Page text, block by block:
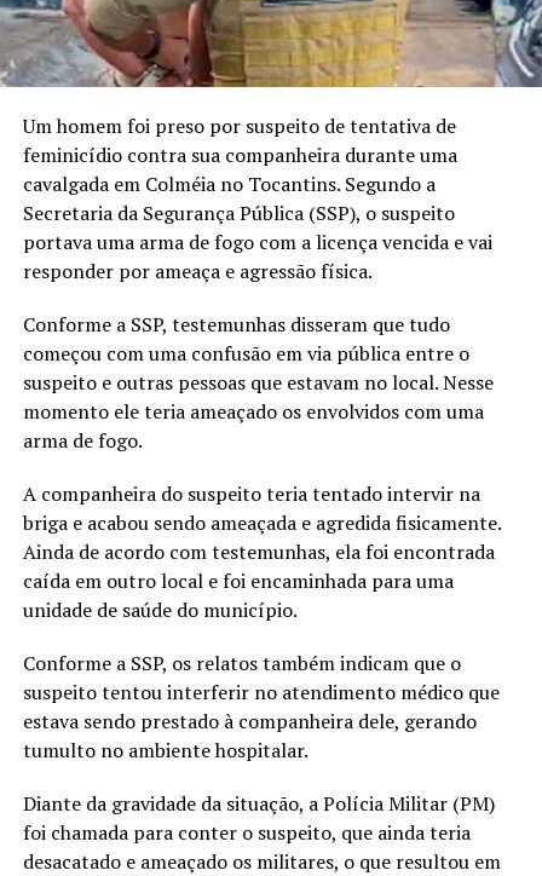
Um homem foi preso por suspeito de tentativa de
feminicídio contra sua companheira durante uma
cavalgada em Colméia no Tocantins. Segundo a
Secretaria da Segurança Pública (SSP), o suspeito
portava uma arma de fogo com a licença vencida e vai
responder por ameaça e agressão física.
Conforme a SSP, testemunhas disseram que tudo
começou com uma confusão em via pública entre o
suspeito e outras pessoas que estavam no local. Nesse
momento ele teria ameaçado os envolvidos com uma
arma de fogo.
A companheira do suspeito teria tentado intervir na
briga e acabou sendo ameaçada e agredida fisicamente.
Ainda de acordo com testemunhas, ela foi encontrada
caída em outro local e foi encaminhada para uma
unidade de saúde do município.
Conforme a SSP, os relatos também indicam que o
suspeito tentou interferir no atendimento médico que
estava sendo prestado à companheira dele, gerando
tumulto no ambiente hospitalar.
Diante da gravidade da situação, a Polícia Militar (PM)
foi chamada para conter o suspeito, que ainda teria
desacatado e ameaçado os militares, o que resultou em